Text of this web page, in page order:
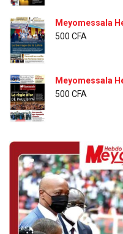
Meyomessala
500 CFA
Meyomessala
500 CFA